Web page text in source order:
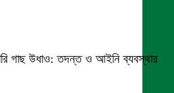
গাছ উধাও: তদন্ত ও আইনি ব্যবস্থার